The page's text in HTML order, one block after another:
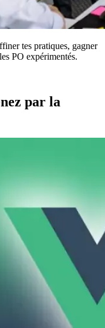
tes pratiques, gagner
PO expérimentés.
par la